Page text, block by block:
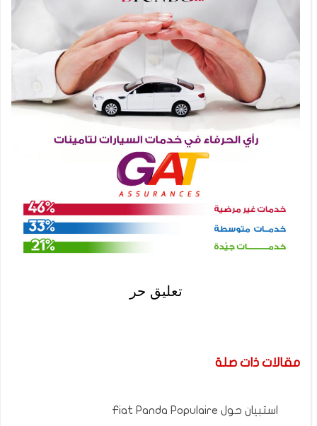
تعليق حر
مقالات ذات صلة
استبيان حول Fiat Panda Populaire